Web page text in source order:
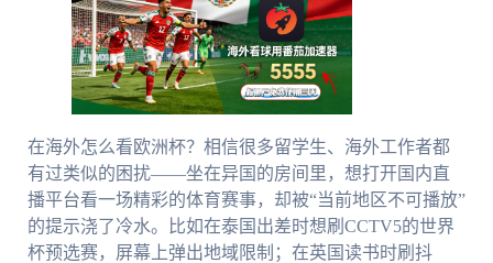
在海外怎么看欧洲杯？相信很多留学生、海外工作者都
有过类似的困扰——坐在异国的房间里，想打开国内直
播平台看一场精彩的体育赛事，却被“当前地区不可播放”
的提示浇了冷水。比如在泰国出差时想刷CCTV5的世界
杯预选赛，屏幕上弹出地域限制；在英国读书时刷抖